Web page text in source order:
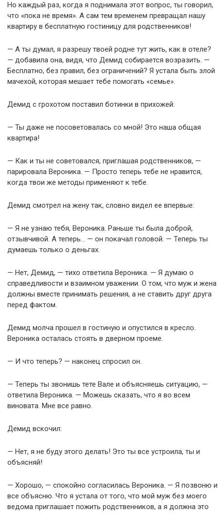
Но каждый раз, когда я поднимала этот вопрос, ты говорил,
что «пока не время». А сам тем временем превращал нашу
квартиру в бесплатную гостиницу для родственников!
— А ты думал, я разрешу твоей родне тут жить, как в отеле?
— добавила она, видя, что Демид собирается возразить. —
Бесплатно, без правил, без ограничений? Я устала быть злой
мачехой, которая мешает тебе помогать «семье».
Демид с грохотом поставил ботинки в прихожей:
— Ты даже не посоветовалась со мной! Это наша общая
квартира!
— Как и ты не советовался, приглашая родственников, —
парировала Вероника. — Просто теперь тебе не нравится,
когда твои же методы применяют к тебе.
Демид смотрел на жену так, словно видел ее впервые:
— Я не узнаю тебя, Вероника. Раньше ты была доброй,
отзывчивой. А теперь… — он покачал головой. — Теперь ты
думаешь только о деньгах.
— Нет, Демид, — тихо ответила Вероника. — Я думаю о
справедливости и взаимном уважении. О том, что муж и жена
должны вместе принимать решения, а не ставить друг друга
перед фактом.
Демид молча прошел в гостиную и опустился в кресло.
Вероника осталась стоять в дверном проеме.
— И что теперь? — наконец спросил он.
— Теперь ты звонишь тете Вале и объясняешь ситуацию, —
ответила Вероника. — Можешь сказать, что я во всем
виновата. Мне все равно.
Демид вскочил:
— Нет, я не буду этого делать! Это ты все устроила, ты и
объясняй!
— Хорошо, — спокойно согласилась Вероника. — Я позвоню и
все объясню. Что я устала от того, что мой муж без моего
ведома приглашает пожить родственников, а я должна это